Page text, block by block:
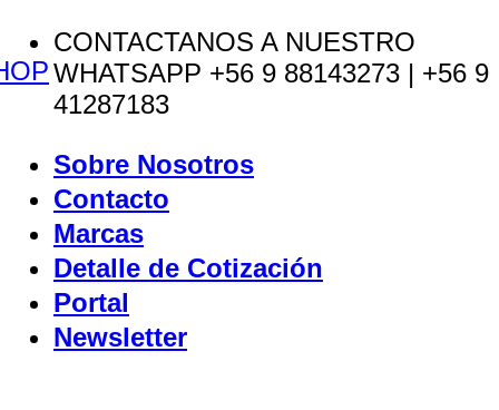
Saltar
al
contenido
CONTACTANOS A NUESTRO
WHATSAPP +56 9 88143273 | +56 9
41287183
Sobre Nosotros
Contacto
Marcas
Detalle de Cotización
Portal
Newsletter